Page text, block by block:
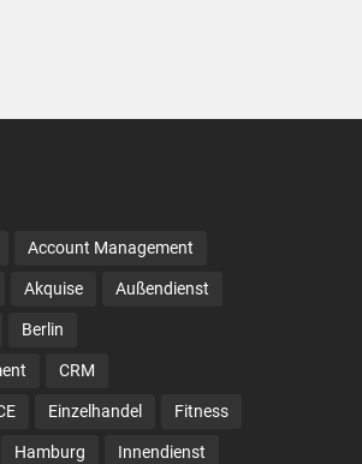
Account Management
Akquise Außendienst
Berlin
CRM
Einzelhandel Fitness
Hamburg Innendienst